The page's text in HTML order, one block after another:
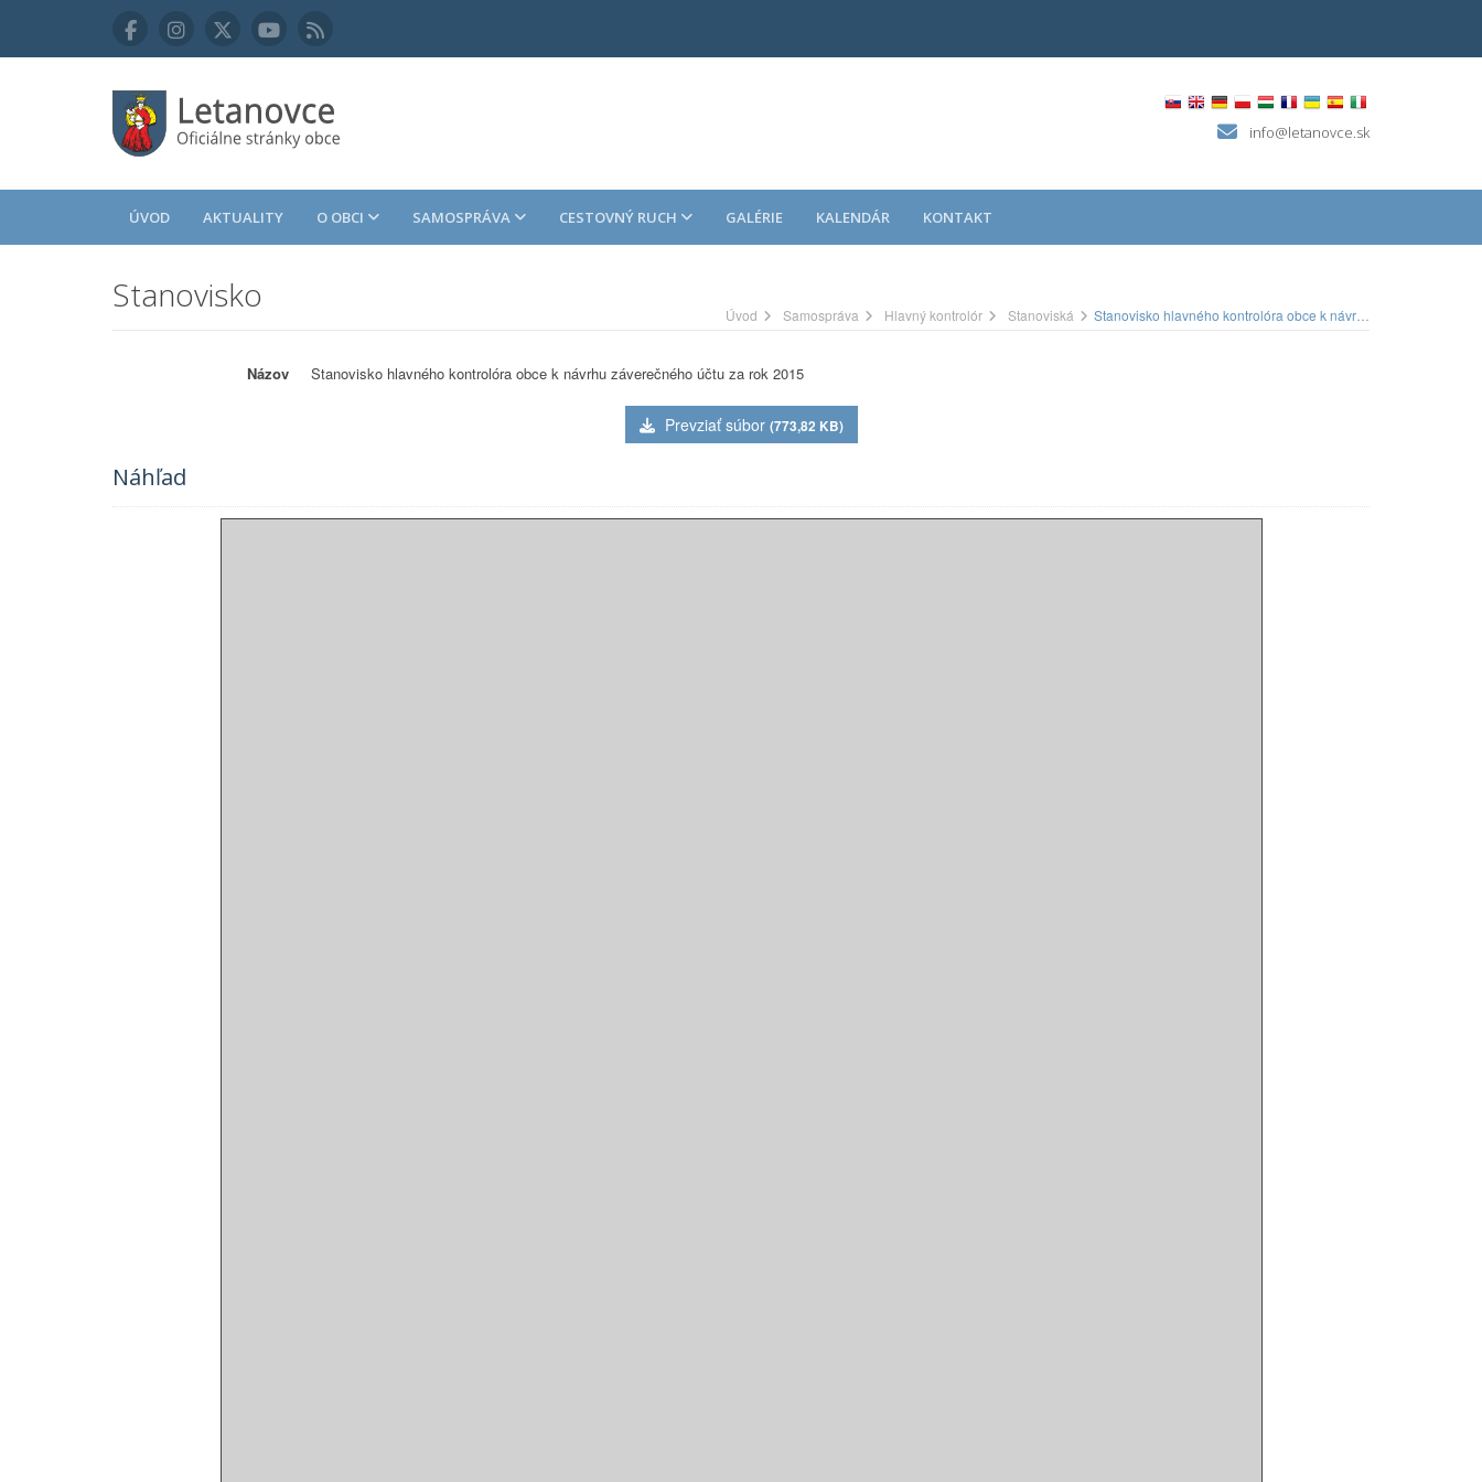
info@letanovce.sk
ÚVOD AKTUALITY O OBCI SAMOSPRÁVA CESTOVNÝ RUCH GALÉRIE KALENDÁR KONTAKT
Stanovisko Úvod Samospráva Hlavný kontrolór Stanoviská Stanovisko hlavného kontrolóra obce k návrhu záverečného účtu za rok 2015
Názov Stanovisko hlavného kontrolóra obce k návrhu záverečného účtu za rok 2015
Prevziať súbor (773,82 KB)
Náhľad